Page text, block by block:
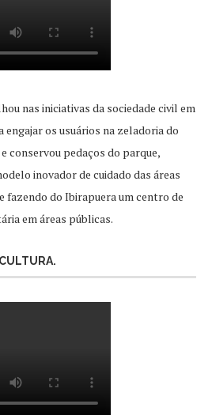
nas iniciativas da sociedade civil em
engajar os usuários na zeladoria do
conservou pedaços do parque,
inovador de cuidado das áreas
fazendo do Ibirapuera um centro de
em áreas públicas.